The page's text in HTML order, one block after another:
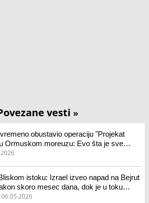
vesti »
obustavio operaciju "Projekat
Ormuskom moreuzu: Evo šta je sve
razloge
istoku: Izrael izveo napad na Bejrut
skoro mesec dana, dok je u toku
06.05.2026